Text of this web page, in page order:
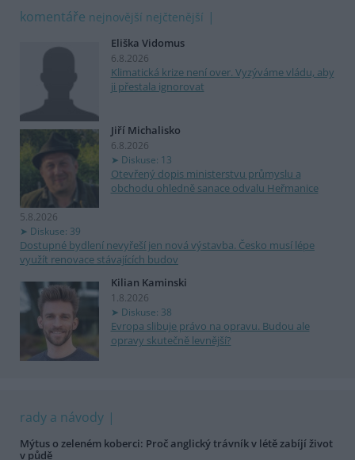
komentáře nejnovější nejčtenější
Eliška Vidomus
6.8.2026
Klimatická krize není over. Vyzýváme vládu, aby
ji přestala ignorovat
Jiří Michalisko
6.8.2026
Diskuse: 13
Otevřený dopis ministerstvu průmyslu a
obchodu ohledně sanace odvalu Heřmanice
5.8.2026
Diskuse: 39
Dostupné bydlení nevyřeší jen nová výstavba. Česko musí lépe
využít renovace stávajících budov
Kilian Kaminski
1.8.2026
Diskuse: 38
Evropa slibuje právo na opravu. Budou ale
opravy skutečně levnější?
rady a návody
Mýtus o zeleném koberci: Proč anglický trávník v létě zabíjí život
v půdě